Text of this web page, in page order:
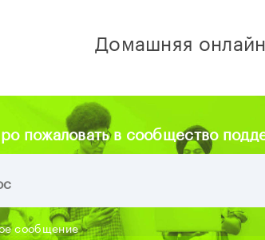
Домашняя
пожаловать в сообщество
сообщение